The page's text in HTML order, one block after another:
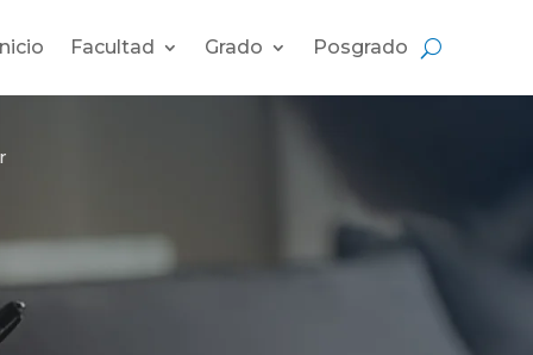
Facultad Grado Posgrado